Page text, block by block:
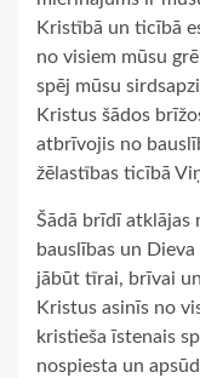
Kristībā un ticībā
no visiem mūsu
spēj mūsu
Kristus šādos
atbrīvojis no
žēlastības ticībā
Šādā brīdī atklājas
bauslības un
jābūt tīrai, brīvai
Kristus asinīs no
kristieša īstenais
nospiesta un